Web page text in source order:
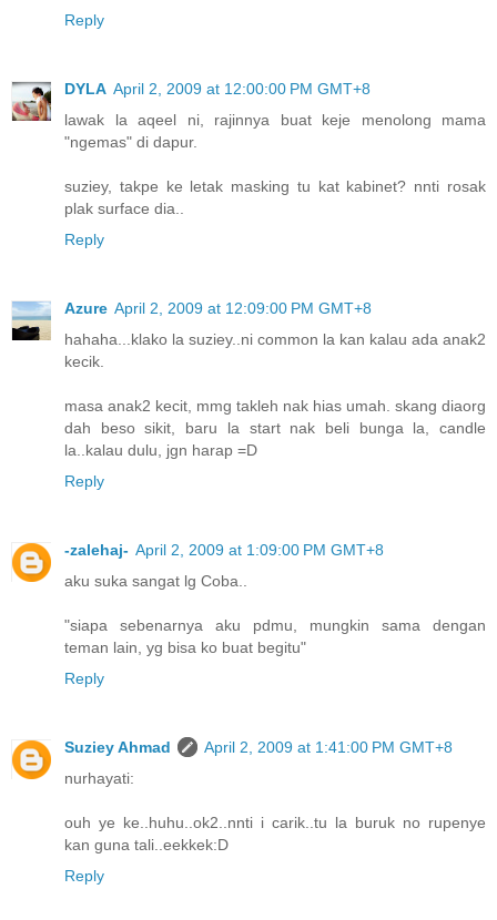
Reply
DYLA April 2, 2009 at 12:00:00 PM GMT+8
lawak la aqeel ni, rajinnya buat keje menolong mama
"ngemas" di dapur.
suziey, takpe ke letak masking tu kat kabinet? nnti rosak
plak surface dia..
Reply
Azure April 2, 2009 at 12:09:00 PM GMT+8
hahaha...klako la suziey..ni common la kan kalau ada anak2
kecik.
masa anak2 kecit, mmg takleh nak hias umah. skang diaorg
dah beso sikit, baru la start nak beli bunga la, candle
la..kalau dulu, jgn harap =D
Reply
-zalehaj- April 2, 2009 at 1:09:00 PM GMT+8
aku suka sangat lg Coba..
"siapa sebenarnya aku pdmu, mungkin sama dengan
teman lain, yg bisa ko buat begitu"
Reply
Suziey Ahmad
April 2, 2009 at 1:41:00 PM GMT+8
nurhayati:
ouh ye ke..huhu..ok2..nnti i carik..tu la buruk no rupenye
kan guna tali..eekkek:D
Reply